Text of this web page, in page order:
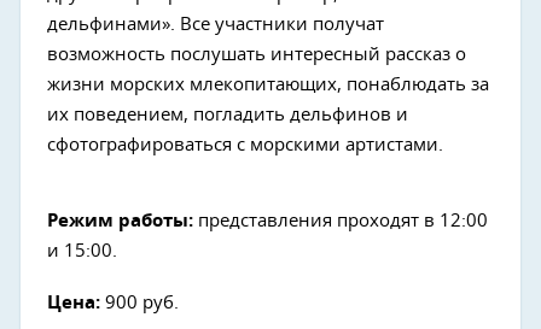
дельфинами». Все участники получат
возможность послушать интересный рассказ о
жизни морских млекопитающих, понаблюдать за
их поведением, погладить дельфинов и
сфотографироваться с морскими артистами.
Режим работы: представления проходят в 12:00
и 15:00.
Цена: 900 руб.